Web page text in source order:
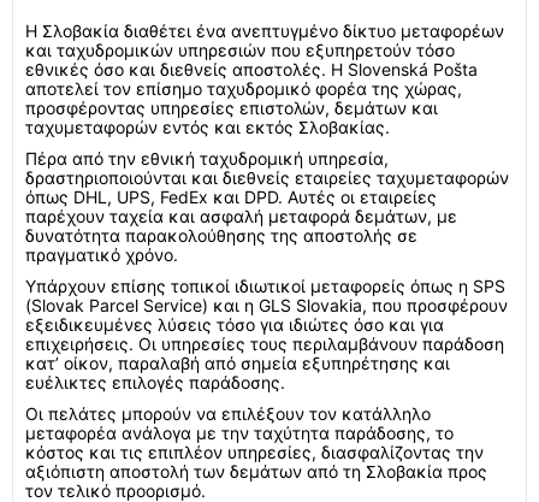
Η Σλοβακία διαθέτει ένα ανεπτυγμένο δίκτυο μεταφορέων
και ταχυδρομικών υπηρεσιών που εξυπηρετούν τόσο
εθνικές όσο και διεθνείς αποστολές. Η Slovenská Pošta
αποτελεί τον επίσημο ταχυδρομικό φορέα της χώρας,
προσφέροντας υπηρεσίες επιστολών, δεμάτων και
ταχυμεταφορών εντός και εκτός Σλοβακίας.
Πέρα από την εθνική ταχυδρομική υπηρεσία,
δραστηριοποιούνται και διεθνείς εταιρείες ταχυμεταφορών
όπως DHL, UPS, FedEx και DPD. Αυτές οι εταιρείες
παρέχουν ταχεία και ασφαλή μεταφορά δεμάτων, με
δυνατότητα παρακολούθησης της αποστολής σε
πραγματικό χρόνο.
Υπάρχουν επίσης τοπικοί ιδιωτικοί μεταφορείς όπως η SPS
(Slovak Parcel Service) και η GLS Slovakia, που προσφέρουν
εξειδικευμένες λύσεις τόσο για ιδιώτες όσο και για
επιχειρήσεις. Οι υπηρεσίες τους περιλαμβάνουν παράδοση
κατ’ οίκον, παραλαβή από σημεία εξυπηρέτησης και
ευέλικτες επιλογές παράδοσης.
Οι πελάτες μπορούν να επιλέξουν τον κατάλληλο
μεταφορέα ανάλογα με την ταχύτητα παράδοσης, το
κόστος και τις επιπλέον υπηρεσίες, διασφαλίζοντας την
αξιόπιστη αποστολή των δεμάτων από τη Σλοβακία προς
τον τελικό προορισμό.